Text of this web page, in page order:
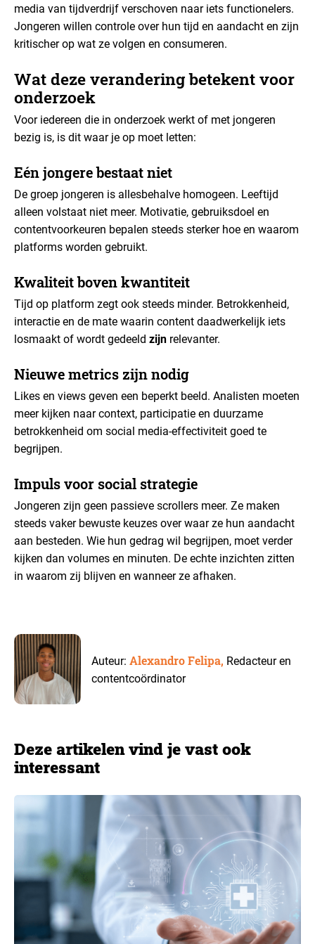
media van tijdverdrijf verschoven naar iets functionelers.
Jongeren willen controle over hun tijd en aandacht en zijn
kritischer op wat ze volgen en consumeren.
Wat deze verandering betekent voor
onderzoek
Voor iedereen die in onderzoek werkt of met jongeren
bezig is, is dit waar je op moet letten:
Eén jongere bestaat niet
De groep jongeren is allesbehalve homogeen. Leeftijd
alleen volstaat niet meer. Motivatie, gebruiksdoel en
contentvoorkeuren bepalen steeds sterker hoe en waarom
platforms worden gebruikt.
Kwaliteit boven kwantiteit
Tijd op platform zegt ook steeds minder. Betrokkenheid,
interactie en de mate waarin content daadwerkelijk iets
losmaakt of wordt gedeeld zijn relevanter.
Nieuwe metrics zijn nodig
Likes en views geven een beperkt beeld. Analisten moeten
meer kijken naar context, participatie en duurzame
betrokkenheid om social media-effectiviteit goed te
begrijpen.
Impuls voor social strategie
Jongeren zijn geen passieve scrollers meer. Ze maken
steeds vaker bewuste keuzes over waar ze hun aandacht
aan besteden. Wie hun gedrag wil begrijpen, moet verder
kijken dan volumes en minuten. De echte inzichten zitten
in waarom zij blijven en wanneer ze afhaken.
Auteur:Alexandro Felipa, Redacteur en
contentcoördinator
Deze artikelen vind je vast ook
interessant